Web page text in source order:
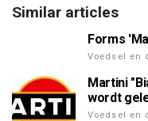
Similar articles
Forms
Voedsel en
Martini
wordt
Voedsel en